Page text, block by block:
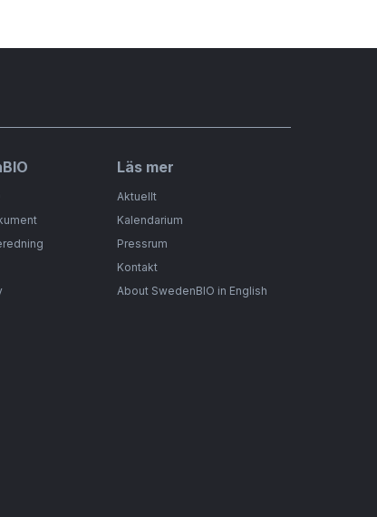
Läs mer
Aktuellt
Kalendarium
Pressrum
Kontakt
About SwedenBIO in English